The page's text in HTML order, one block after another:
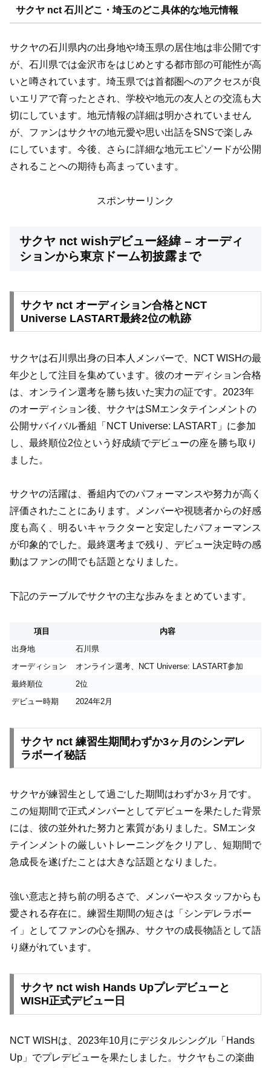
サクヤ nct 石川どこ・埼玉のどこ具体的な地元情報
サクヤの石川県内の出身地や埼玉県の居住地は非公開です
が、石川県では金沢市をはじめとする都市部の可能性が高
いと噂されています。埼玉県では首都圏へのアクセスが良
いエリアで育ったとされ、学校や地元の友人との交流も大
切にしています。地元情報の詳細は明かされていません
が、ファンはサクヤの地元愛や思い出話をSNSで楽しみ
にしています。今後、さらに詳細な地元エピソードが公開
されることへの期待も高まっています。
スポンサーリンク
サクヤ nct wishデビュー経緯 – オーディ
ションから東京ドーム初披露まで
サクヤ nct オーディション合格とNCT
Universe LASTART最終2位の軌跡
サクヤは石川県出身の日本人メンバーで、NCT WISHの最
年少として注目を集めています。彼のオーディション合格
は、オンライン選考を勝ち抜いた実力の証です。2023年
のオーディション後、サクヤはSMエンタテインメントの
公開サバイバル番組「NCT Universe: LASTART」に参加
し、最終順位2位という好成績でデビューの座を勝ち取り
ました。
サクヤの活躍は、番組内でのパフォーマンスや努力が高く
評価されたことにあります。メンバーや視聴者からの好感
度も高く、明るいキャラクターと安定したパフォーマンス
が印象的でした。最終選考まで残り、デビュー決定時の感
動はファンの間でも話題となりました。
下記のテーブルでサクヤの主な歩みをまとめています。
項目
内容
出身地
石川県
オーディション
オンライン選考、NCT Universe: LASTART参加
最終順位
2位
デビュー時期
2024年2月
サクヤ nct 練習生期間わずか3ヶ月のシンデレ
ラボーイ秘話
サクヤが練習生として過ごした期間はわずか3ヶ月です。
この短期間で正式メンバーとしてデビューを果たした背景
には、彼の並外れた努力と素質がありました。SMエンタ
テインメントの厳しいトレーニングをクリアし、短期間で
急成長を遂げたことは大きな話題となりました。
強い意志と持ち前の明るさで、メンバーやスタッフからも
愛される存在に。練習生期間の短さは「シンデレラボー
イ」としてファンの心を掴み、サクヤの成長物語として語
り継がれています。
サクヤ nct wish Hands Upプレデビューと
WISH正式デビュー日
NCT WISHは、2023年10月にデジタルシングル「Hands
Up」でプレデビューを果たしました。サクヤもこの楽曲